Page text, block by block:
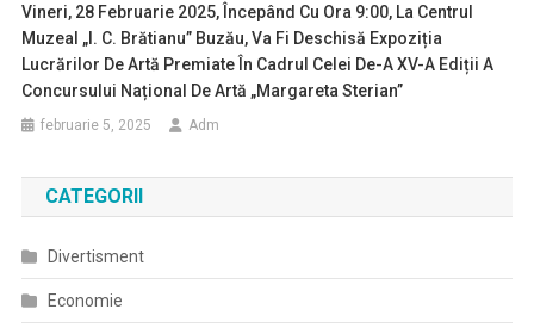
Vineri, 28 Februarie 2025, Începând Cu Ora 9:00, La Centrul
Muzeal „I. C. Brătianu” Buzău, Va Fi Deschisă Expoziția
Lucrărilor De Artă Premiate În Cadrul Celei De-A XV-A Ediții A
Concursului Național De Artă „Margareta Sterian”
februarie 5, 2025 Adm
CATEGORII
Divertisment
Economie